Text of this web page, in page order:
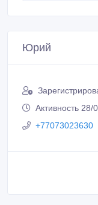
Юрий
Активность 28/
+77073023630